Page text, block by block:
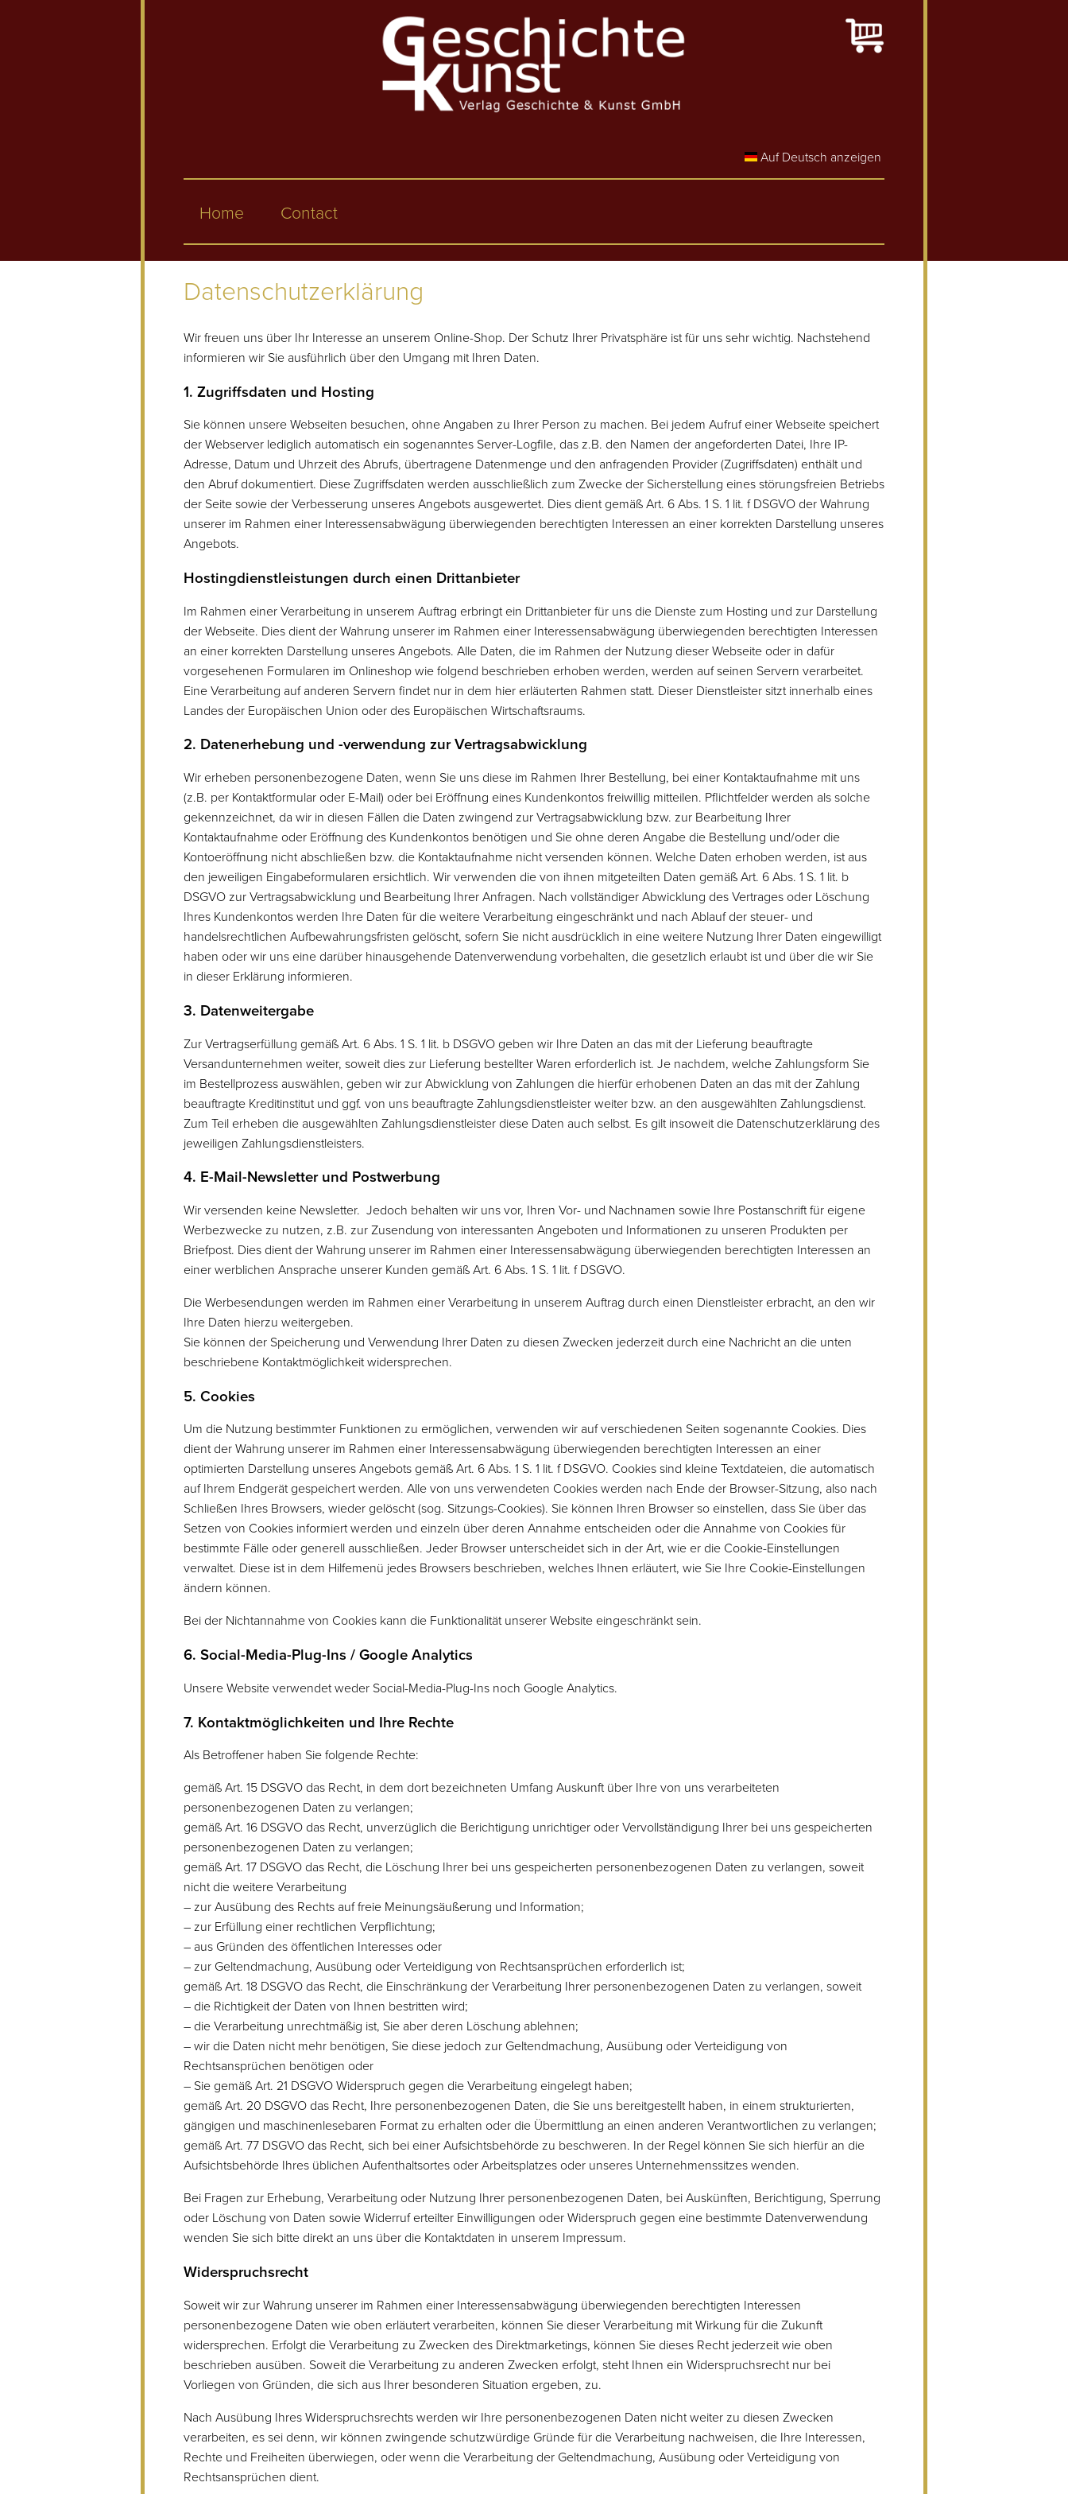
Auf Deutsch anzeigen
Home Contact
Datenschutzerklärung
Wir freuen uns über Ihr Interesse an unserem Online-Shop. Der Schutz Ihrer Privatsphäre ist für uns sehr wichtig. Nachstehend
informieren wir Sie ausführlich über den Umgang mit Ihren Daten.
1. Zugriffsdaten und Hosting
Sie können unsere Webseiten besuchen, ohne Angaben zu Ihrer Person zu machen. Bei jedem Aufruf einer Webseite speichert
der Webserver lediglich automatisch ein sogenanntes Server-Logfile, das z.B. den Namen der angeforderten Datei, Ihre IP-
Adresse, Datum und Uhrzeit des Abrufs, übertragene Datenmenge und den anfragenden Provider (Zugriffsdaten) enthält und
den Abruf dokumentiert. Diese Zugriffsdaten werden ausschließlich zum Zwecke der Sicherstellung eines störungsfreien Betriebs
der Seite sowie der Verbesserung unseres Angebots ausgewertet. Dies dient gemäß Art. 6 Abs. 1 S. 1 lit. f DSGVO der Wahrung
unserer im Rahmen einer Interessensabwägung überwiegenden berechtigten Interessen an einer korrekten Darstellung unseres
Angebots.
Hostingdienstleistungen durch einen Drittanbieter
Im Rahmen einer Verarbeitung in unserem Auftrag erbringt ein Drittanbieter für uns die Dienste zum Hosting und zur Darstellung
der Webseite. Dies dient der Wahrung unserer im Rahmen einer Interessensabwägung überwiegenden berechtigten Interessen
an einer korrekten Darstellung unseres Angebots. Alle Daten, die im Rahmen der Nutzung dieser Webseite oder in dafür
vorgesehenen Formularen im Onlineshop wie folgend beschrieben erhoben werden, werden auf seinen Servern verarbeitet.
Eine Verarbeitung auf anderen Servern findet nur in dem hier erläuterten Rahmen statt. Dieser Dienstleister sitzt innerhalb eines
Landes der Europäischen Union oder des Europäischen Wirtschaftsraums.
2. Datenerhebung und -verwendung zur Vertragsabwicklung
Wir erheben personenbezogene Daten, wenn Sie uns diese im Rahmen Ihrer Bestellung, bei einer Kontaktaufnahme mit uns
(z.B. per Kontaktformular oder E-Mail) oder bei Eröffnung eines Kundenkontos freiwillig mitteilen. Pflichtfelder werden als solche
gekennzeichnet, da wir in diesen Fällen die Daten zwingend zur Vertragsabwicklung bzw. zur Bearbeitung Ihrer
Kontaktaufnahme oder Eröffnung des Kundenkontos benötigen und Sie ohne deren Angabe die Bestellung und/oder die
Kontoeröffnung nicht abschließen bzw. die Kontaktaufnahme nicht versenden können. Welche Daten erhoben werden, ist aus
den jeweiligen Eingabeformularen ersichtlich. Wir verwenden die von ihnen mitgeteilten Daten gemäß Art. 6 Abs. 1 S. 1 lit. b
DSGVO zur Vertragsabwicklung und Bearbeitung Ihrer Anfragen. Nach vollständiger Abwicklung des Vertrages oder Löschung
Ihres Kundenkontos werden Ihre Daten für die weitere Verarbeitung eingeschränkt und nach Ablauf der steuer- und
handelsrechtlichen Aufbewahrungsfristen gelöscht, sofern Sie nicht ausdrücklich in eine weitere Nutzung Ihrer Daten eingewilligt
haben oder wir uns eine darüber hinausgehende Datenverwendung vorbehalten, die gesetzlich erlaubt ist und über die wir Sie
in dieser Erklärung informieren.
3. Datenweitergabe
Zur Vertragserfüllung gemäß Art. 6 Abs. 1 S. 1 lit. b DSGVO geben wir Ihre Daten an das mit der Lieferung beauftragte
Versandunternehmen weiter, soweit dies zur Lieferung bestellter Waren erforderlich ist. Je nachdem, welche Zahlungsform Sie
im Bestellprozess auswählen, geben wir zur Abwicklung von Zahlungen die hierfür erhobenen Daten an das mit der Zahlung
beauftragte Kreditinstitut und ggf. von uns beauftragte Zahlungsdienstleister weiter bzw. an den ausgewählten Zahlungsdienst.
Zum Teil erheben die ausgewählten Zahlungsdienstleister diese Daten auch selbst. Es gilt insoweit die Datenschutzerklärung des
jeweiligen Zahlungsdienstleisters.
4. E-Mail-Newsletter und Postwerbung
Wir versenden keine Newsletter. Jedoch behalten wir uns vor, Ihren Vor- und Nachnamen sowie Ihre Postanschrift für eigene
Werbezwecke zu nutzen, z.B. zur Zusendung von interessanten Angeboten und Informationen zu unseren Produkten per
Briefpost. Dies dient der Wahrung unserer im Rahmen einer Interessensabwägung überwiegenden berechtigten Interessen an
einer werblichen Ansprache unserer Kunden gemäß Art. 6 Abs. 1 S. 1 lit. f DSGVO.
Die Werbesendungen werden im Rahmen einer Verarbeitung in unserem Auftrag durch einen Dienstleister erbracht, an den wir
Ihre Daten hierzu weitergeben.
Sie können der Speicherung und Verwendung Ihrer Daten zu diesen Zwecken jederzeit durch eine Nachricht an die unten
beschriebene Kontaktmöglichkeit widersprechen.
5. Cookies
Um die Nutzung bestimmter Funktionen zu ermöglichen, verwenden wir auf verschiedenen Seiten sogenannte Cookies. Dies
dient der Wahrung unserer im Rahmen einer Interessensabwägung überwiegenden berechtigten Interessen an einer
optimierten Darstellung unseres Angebots gemäß Art. 6 Abs. 1 S. 1 lit. f DSGVO. Cookies sind kleine Textdateien, die automatisch
auf Ihrem Endgerät gespeichert werden. Alle von uns verwendeten Cookies werden nach Ende der Browser-Sitzung, also nach
Schließen Ihres Browsers, wieder gelöscht (sog. Sitzungs-Cookies). Sie können Ihren Browser so einstellen, dass Sie über das
Setzen von Cookies informiert werden und einzeln über deren Annahme entscheiden oder die Annahme von Cookies für
bestimmte Fälle oder generell ausschließen. Jeder Browser unterscheidet sich in der Art, wie er die Cookie-Einstellungen
verwaltet. Diese ist in dem Hilfemenü jedes Browsers beschrieben, welches Ihnen erläutert, wie Sie Ihre Cookie-Einstellungen
ändern können.
Bei der Nichtannahme von Cookies kann die Funktionalität unserer Website eingeschränkt sein.
6. Social-Media-Plug-Ins / Google Analytics
Unsere Website verwendet weder Social-Media-Plug-Ins noch Google Analytics.
7. Kontaktmöglichkeiten und Ihre Rechte
Als Betroffener haben Sie folgende Rechte:
gemäß Art. 15 DSGVO das Recht, in dem dort bezeichneten Umfang Auskunft über Ihre von uns verarbeiteten
personenbezogenen Daten zu verlangen;
gemäß Art. 16 DSGVO das Recht, unverzüglich die Berichtigung unrichtiger oder Vervollständigung Ihrer bei uns gespeicherten
personenbezogenen Daten zu verlangen;
gemäß Art. 17 DSGVO das Recht, die Löschung Ihrer bei uns gespeicherten personenbezogenen Daten zu verlangen, soweit
nicht die weitere Verarbeitung
– zur Ausübung des Rechts auf freie Meinungsäußerung und Information;
– zur Erfüllung einer rechtlichen Verpflichtung;
– aus Gründen des öffentlichen Interesses oder
– zur Geltendmachung, Ausübung oder Verteidigung von Rechtsansprüchen erforderlich ist;
gemäß Art. 18 DSGVO das Recht, die Einschränkung der Verarbeitung Ihrer personenbezogenen Daten zu verlangen, soweit
– die Richtigkeit der Daten von Ihnen bestritten wird;
– die Verarbeitung unrechtmäßig ist, Sie aber deren Löschung ablehnen;
– wir die Daten nicht mehr benötigen, Sie diese jedoch zur Geltendmachung, Ausübung oder Verteidigung von
Rechtsansprüchen benötigen oder
– Sie gemäß Art. 21 DSGVO Widerspruch gegen die Verarbeitung eingelegt haben;
gemäß Art. 20 DSGVO das Recht, Ihre personenbezogenen Daten, die Sie uns bereitgestellt haben, in einem strukturierten,
gängigen und maschinenlesebaren Format zu erhalten oder die Übermittlung an einen anderen Verantwortlichen zu verlangen;
gemäß Art. 77 DSGVO das Recht, sich bei einer Aufsichtsbehörde zu beschweren. In der Regel können Sie sich hierfür an die
Aufsichtsbehörde Ihres üblichen Aufenthaltsortes oder Arbeitsplatzes oder unseres Unternehmenssitzes wenden.
Bei Fragen zur Erhebung, Verarbeitung oder Nutzung Ihrer personenbezogenen Daten, bei Auskünften, Berichtigung, Sperrung
oder Löschung von Daten sowie Widerruf erteilter Einwilligungen oder Widerspruch gegen eine bestimmte Datenverwendung
wenden Sie sich bitte direkt an uns über die Kontaktdaten in unserem Impressum.
Widerspruchsrecht
Soweit wir zur Wahrung unserer im Rahmen einer Interessensabwägung überwiegenden berechtigten Interessen
personenbezogene Daten wie oben erläutert verarbeiten, können Sie dieser Verarbeitung mit Wirkung für die Zukunft
widersprechen. Erfolgt die Verarbeitung zu Zwecken des Direktmarketings, können Sie dieses Recht jederzeit wie oben
beschrieben ausüben. Soweit die Verarbeitung zu anderen Zwecken erfolgt, steht Ihnen ein Widerspruchsrecht nur bei
Vorliegen von Gründen, die sich aus Ihrer besonderen Situation ergeben, zu.
Nach Ausübung Ihres Widerspruchsrechts werden wir Ihre personenbezogenen Daten nicht weiter zu diesen Zwecken
verarbeiten, es sei denn, wir können zwingende schutzwürdige Gründe für die Verarbeitung nachweisen, die Ihre Interessen,
Rechte und Freiheiten überwiegen, oder wenn die Verarbeitung der Geltendmachung, Ausübung oder Verteidigung von
Rechtsansprüchen dient.